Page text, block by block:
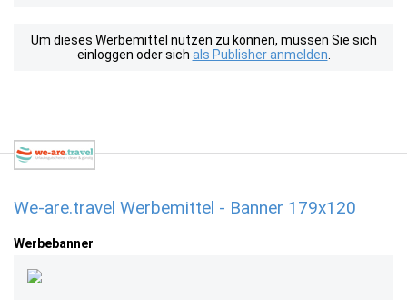
Um dieses Werbemittel nutzen zu können, müssen Sie sich
einloggen oder sich als Publisher anmelden
We-are.travel Werbemittel - Banner 179x120
Werbebanner